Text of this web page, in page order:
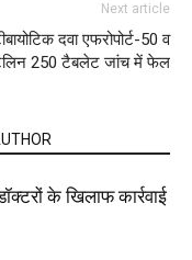
Next article
दवा एफरोपोर्ट-50 व
250 टैबलेट जांच में फेल
के खिलाफ कार्रवाई